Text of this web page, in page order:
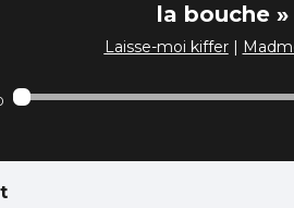
la bouche »
Laisse-moi kiffer |